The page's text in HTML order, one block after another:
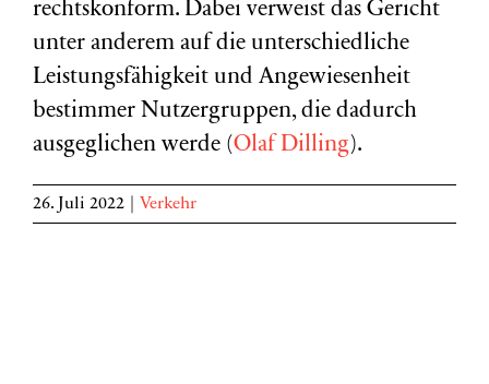
rechtskonform. Dabei verweist das Gericht
unter anderem auf die unterschiedliche
Leistungsfähigkeit und Angewiesenheit
bestimmer Nutzergruppen, die dadurch
ausgeglichen werde (Olaf Dilling).
26. Juli 2022 Verkehr